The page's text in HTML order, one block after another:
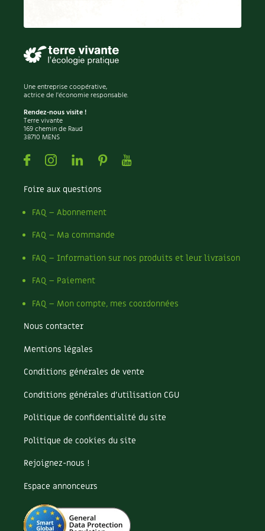
Habitat écologique
Matériaux écologiques
Énergie
Gestion de l’eau
Entretien de la maison
Décoration et petit bricolage
Santé et bien-être
Société et alternatives
Vivre l’écologie
Protéger la nature
Enfants
Actions pour la planète
Les 4 saisons
Archives
Expés
Bonnes adresses
Liste des pépiniéristes
Mieux consommer
Une entreprise coopérative,
actrice de l'économie responsable.
Rendez-nous visite !
Terre vivante
169 chemin de Raud
38710 MENS
FacebookInstagramLinkedin
PinterestYoutube
Foire aux questions
FAQ – Abonnement
FAQ – Ma commande
FAQ – Information sur nos produits et leur livraison
FAQ – Paiement
FAQ – Mon compte, mes coordonnées
Nous contacter
Mentions légales
Conditions générales de vente
Conditions générales d’utilisation CGU
Politique de confidentialité du site
Politique de cookies du site
Rejoignez-nous !
Espace annonceurs